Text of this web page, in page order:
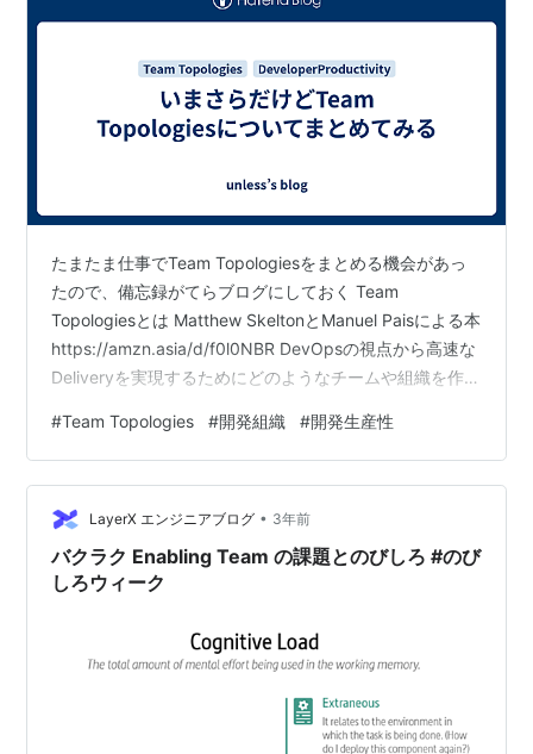
たまたま仕事でTeam Topologiesをまとめる機会があっ
たので、備忘録がてらブログにしておく Team
Topologiesとは Matthew SkeltonとManuel Paisによる本
https://amzn.asia/d/f0l0NBR DevOpsの視点から高速な
Deliveryを実現するためにどのようなチームや組織を作る
位として(Team first-thinking)、チームのパフォーマンス
が最大になるようにチームの人数やその責任の範囲の作
り方(Team API)から、基本的なチームタイプ
(Fundament…
#Team Topologies #開発組織 #開発生産性
LayerX エンジニアブログ • 3年前
バクラク Enabling Team の課題とのびしろ #のび
しろウィーク